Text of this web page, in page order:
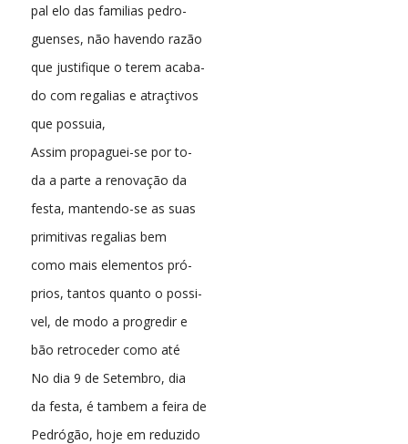
pal elo das familias pedro-
guenses, não havendo razão
que justifique o terem acaba-
do com regalias e atraçtivos
que possuia,
Assim propaguei-se por to-
da a parte a renovação da
festa, mantendo-se as suas
primitivas regalias bem
como mais elementos pró-
prios, tantos quanto o possi-
vel, de modo a progredir e
bão retroceder como até
No dia 9 de Setembro, dia
da festa, é tambem a feira de
Pedrógão, hoje em reduzido